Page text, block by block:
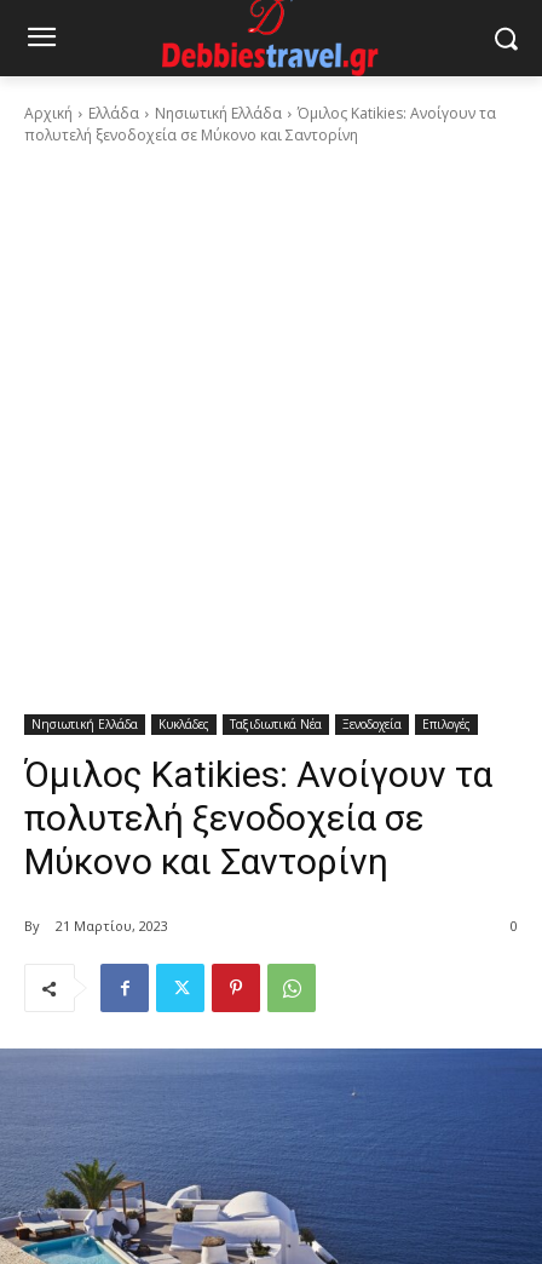
Αρχική Ελλάδα Νησιωτική Ελλάδα
Όμιλος Katikies: Ανοίγουν τα
πολυτελή ξενοδοχεία σε Μύκονο και Σαντορίνη
Νησιωτική Ελλάδα Κυκλάδες Ταξιδιωτικά Νέα Ξενοδοχεία Επιλογές
Όμιλος Katikies: Ανοίγουν τα
πολυτελή ξενοδοχεία σε
Μύκονο και Σαντορίνη
By 21 Μαρτίου, 2023 0